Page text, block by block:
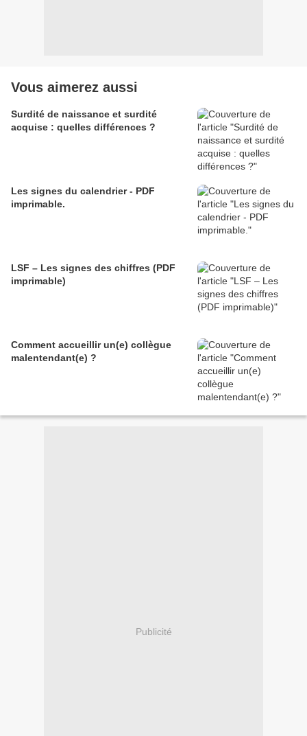
Vous aimerez aussi
Surdité de naissance et surdité
acquise : quelles différences ?
Les signes du calendrier - PDF
imprimable.
LSF – Les signes des chiffres (PDF
imprimable)
Comment accueillir un(e) collègue
malentendant(e) ?
Publicité